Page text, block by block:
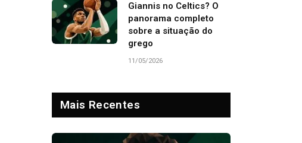
Giannis no Celtics? O
panorama completo
sobre a situação do
grego
11/05/2026
Mais Recentes